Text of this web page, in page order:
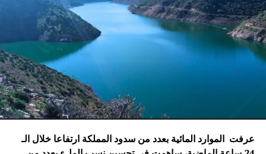
عرفت الموارد المائية بعدد من سدود المملكة ارتفاعا خلال الـ